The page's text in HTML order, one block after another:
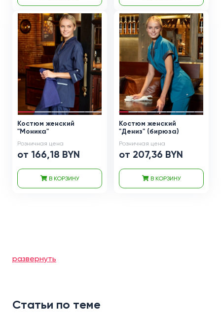
Костюм женский
"Моника"
Розничная цена
от 166,18 BYN
В КОРЗИНУ
Костюм женский
"Дениз" (бирюза)
Розничная цена
от 207,36 BYN
В КОРЗИНУ
развернуть
Статьи по теме